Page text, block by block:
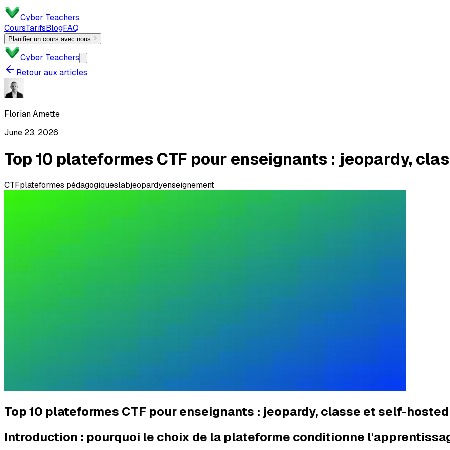
Cyber Teachers
CoursTarifsBlogFAQ
Planifier un cours avec nous
Cyber Teachers
Retour aux articles
Florian Amette
June 23, 2026
Top 10 plateformes CTF pour enseignants : jeopardy,
CTFplateformes pédagogiqueslabjeopardyenseignement
Top 10 plateformes CTF pour enseignants : jeopardy, classe et self-hosted
Introduction : pourquoi le choix de la plateforme conditionne